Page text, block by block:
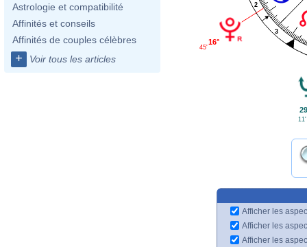
Astrologie et compatibilité
Affinités et conseils
Affinités de couples célèbres
+ Voir tous les articles
2
3
16°
45'
11'
Afficher les
Afficher les
Afficher les